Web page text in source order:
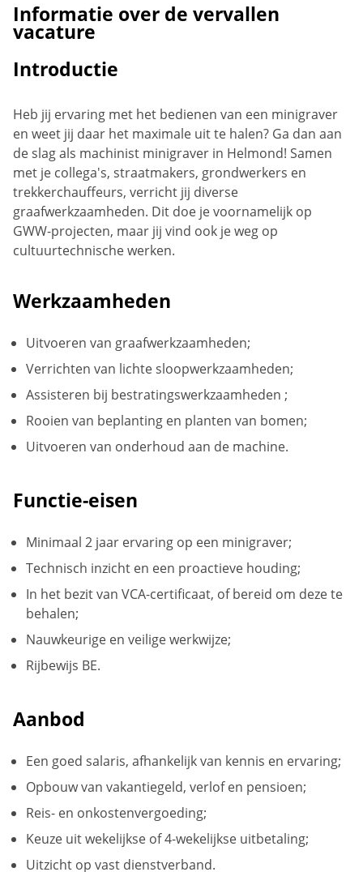
Informatie over de vervallen
vacature
Introductie
Heb jij ervaring met het bedienen van een minigraver
en weet jij daar het maximale uit te halen? Ga dan aan
de slag als machinist minigraver in Helmond! Samen
met je collega's, straatmakers, grondwerkers en
trekkerchauffeurs, verricht jij diverse
graafwerkzaamheden. Dit doe je voornamelijk op
GWW-projecten, maar jij vind ook je weg op
cultuurtechnische werken.
Werkzaamheden
Uitvoeren van graafwerkzaamheden;
Verrichten van lichte sloopwerkzaamheden;
Assisteren bij bestratingswerkzaamheden ;
Rooien van beplanting en planten van bomen;
Uitvoeren van onderhoud aan de machine.
Functie-eisen
Minimaal 2 jaar ervaring op een minigraver;
Technisch inzicht en een proactieve houding;
In het bezit van VCA-certificaat, of bereid om deze te
behalen;
Nauwkeurige en veilige werkwijze;
Rijbewijs BE.
Aanbod
Een goed salaris, afhankelijk van kennis en ervaring;
Opbouw van vakantiegeld, verlof en pensioen;
Reis- en onkostenvergoeding;
Keuze uit wekelijkse of 4-wekelijkse uitbetaling;
Uitzicht op vast dienstverband.